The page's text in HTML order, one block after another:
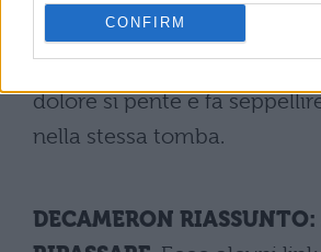
CONFIRM
essere sepolta al fianco di
muore. Tancredi, davanti a
dolore si pente e fa
nella stessa tomba.
DECAMERON